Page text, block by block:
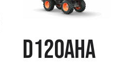
D120AHA